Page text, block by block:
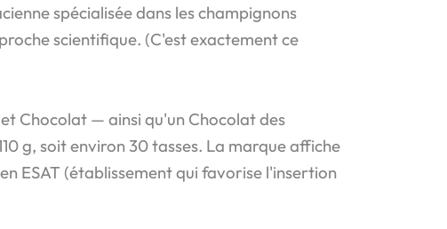
spécialisée dans les champignons
scientifique. (C'est exactement ce
Chocolat — ainsi qu'un Chocolat des
g, soit environ 30 tasses. La marque affiche
ESAT (établissement qui favorise l'insertion